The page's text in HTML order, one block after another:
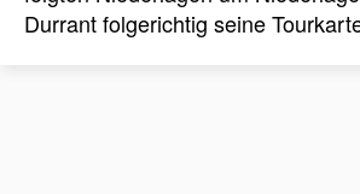
Durrant folgerichtig seine